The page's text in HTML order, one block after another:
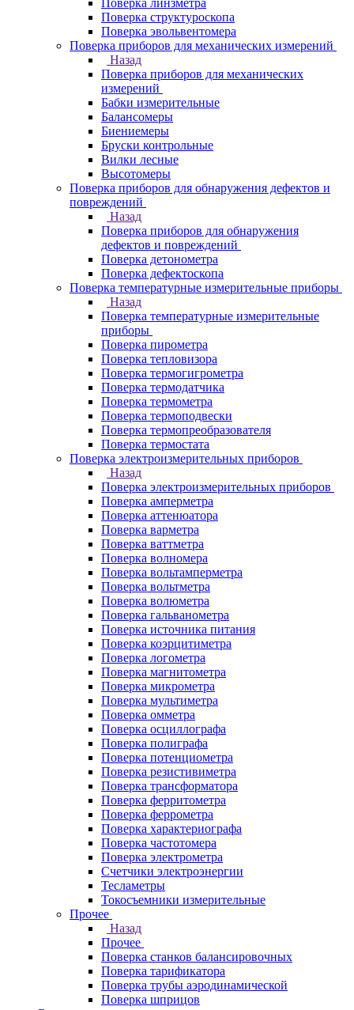
Поверка линзметра
Поверка структуроскопа
Поверка эвольвентомера
Поверка приборов для механических измерений
Назад
Поверка приборов для механических
измерений
Бабки измерительные
Балансомеры
Биениемеры
Бруски контрольные
Вилки лесные
Высотомеры
Поверка приборов для обнаружения дефектов и
повреждений
Назад
Поверка приборов для обнаружения
дефектов и повреждений
Поверка детонометра
Поверка дефектоскопа
Поверка температурные измерительные приборы
Назад
Поверка температурные измерительные
приборы
Поверка пирометра
Поверка тепловизора
Поверка термогигрометра
Поверка термодатчика
Поверка термометра
Поверка термоподвески
Поверка термопреобразователя
Поверка термостата
Поверка электроизмерительных приборов
Назад
Поверка электроизмерительных приборов
Поверка амперметра
Поверка аттенюатора
Поверка варметра
Поверка ваттметра
Поверка волномера
Поверка вольтамперметра
Поверка вольтметра
Поверка волюметра
Поверка гальванометра
Поверка источника питания
Поверка коэрцитиметра
Поверка логометра
Поверка магнитометра
Поверка микрометра
Поверка мультиметра
Поверка омметра
Поверка осциллографа
Поверка полиграфа
Поверка потенциометра
Поверка резистивиметра
Поверка трансформатора
Поверка ферритометра
Поверка феррометра
Поверка характериографа
Поверка частотомера
Поверка электрометра
Счетчики электроэнергии
Тесламетры
Токосъемники измерительные
Прочее
Назад
Прочее
Поверка станков балансировочных
Поверка тарификатора
Поверка трубы аэродинамической
Поверка шприцов